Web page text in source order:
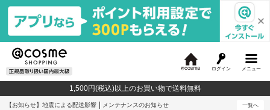
メニュー
ログイン
c
o
1,500円(税込)以上のお買い物で送料無料
【お知らせ】 地震による配送影響 メンテナンスのお知らせ 一覧へ